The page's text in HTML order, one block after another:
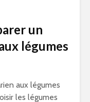
un
légumes
aux légumes
les légumes